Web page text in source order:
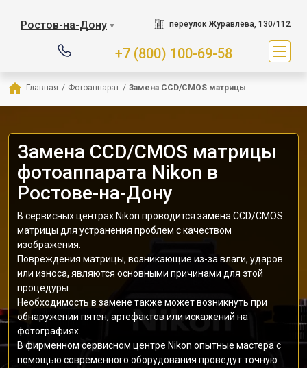
Ростов-на-Дону ▼ переулок Журавлёва, 130/112
+7 (800) 100-69-58
Главная / Фотоаппарат / Замена CCD/CMOS матрицы
Замена CCD/CMOS матрицы
фотоаппарата Nikon в
Ростове-на-Дону
В сервисных центрах Nikon проводится замена CCD/CMOS
матрицы для устранения проблем с качеством
изображения.
Повреждения матрицы, возникающие из-за влаги, ударов
или износа, являются основными причинами для этой
процедуры.
Необходимость в замене также может возникнуть при
обнаружении пятен, артефактов или искажений на
фотографиях.
В фирменном сервисном центре Nikon опытные мастера с
помощью современного оборудования проведут точную